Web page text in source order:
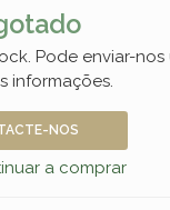
Pode enviar-
informações.
NOS
a comprar